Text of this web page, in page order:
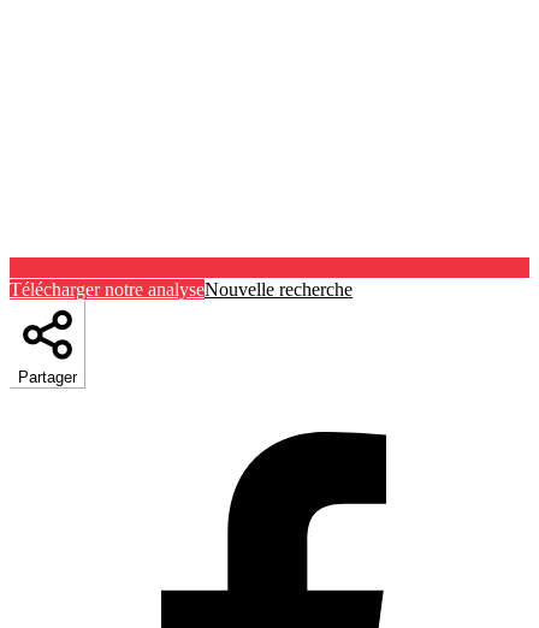
Télécharger notre analyseNouvelle recherche
Partager